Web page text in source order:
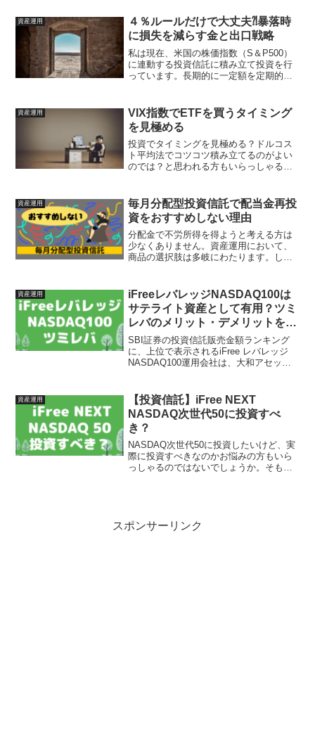
Slim米国株式とSBI・Ⅴ・S&P500で
す。...
資産運用
４％ルールだけで大丈夫⁈暴落時
に損失を減らす金と出口戦略
私は現在、米国の株価指数（S＆P500）
に連動する投資信託に積み立て投資を行
っています。長期的に一定額を定期的に
的には４％ルールに従って、資産を切り
崩す生活をぼんやり考...
資産運用
VIX指数でETFを買うタイミング
を見極める
投資でタイミングを見極める？ドルコス
ト平均法でコツコツ積み立てるのがよい
のでは？と思われる方もいらっしゃると
こで今回は、どのようにタイミングを見
極めるのか？そもそもVI...
資産運用
毎月分配型投資信託で配当金再投
資をおすすめしない理由
分配金で不労所得を得ようと考える方は
少なくありません。資産運用において、
商品の選択肢は多岐にわたります。しか
は、毎月分配型ファンドとも呼ばれる商
品をおすすめしない理由を説...
資産運用
iFreeレバレッジNASDAQ100は
サテライト資産として有用？ツミ
レバのメリット・デメリットを解
説
SBI証券の投資信託販売金額ランキング
に、上位で表示されるiFree レバレッジ
NASDAQ100運用会社は、大和アセット
るのが「ツミレバ」です。「ツ三レバ」
とは、レ...
資産運用
【投資信託】iFree NEXT
NASDAQ次世代50に投資すべ
き？
NASDAQ次世代50に投資したいけど、実
際に投資すべきなのかお悩みの方もいら
っしゃるのではないでしょうか。そもそ
スポンサーリンク